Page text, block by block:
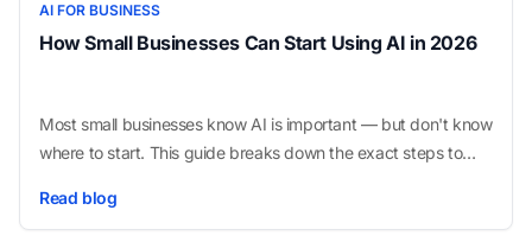
AI FOR BUSINESS
How Small Businesses Can Start Using AI in 2026
Most small businesses know AI is important — but don't know
where to start. This guide breaks down the exact steps to
the wrong tools.
Read blog